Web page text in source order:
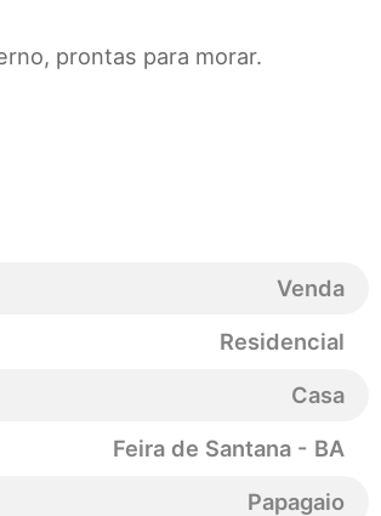
prontas para morar.
Venda
Residencial
Casa
Feira de Santana - BA
Papagaio